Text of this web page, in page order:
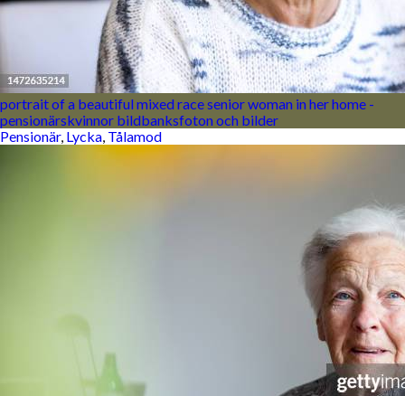
portrait of a beautiful mixed race senior woman in her home -
pensionärskvinnor bildbanksfoton och bilder
Pensionär, Lycka, Tålamod